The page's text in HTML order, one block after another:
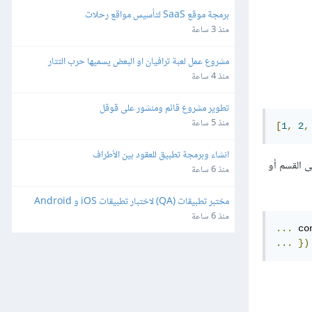
[1, 2,
القسم أو
...
...
})
برمجة موقع SaaS لتأسيس مواقع رحلات
منذ 3 ساعة
مشروع عمل لعبة ترافيان او البعض يسميها حرب التتار
منذ 4 ساعة
تطوير مشروع قائم ومنشور على قوقل
منذ 5 ساعة
انشاء وبرمجة تطبيق للعقود بين الأطراف
منذ 6 ساعة
مختبر تطبيقات (QA) لاختبار تطبيقات iOS و Android
منذ 6 ساعة